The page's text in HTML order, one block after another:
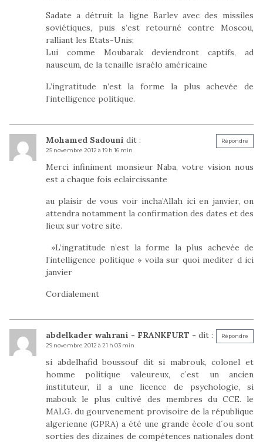
Sadate a détruit la ligne Barlev avec des missiles
soviétiques, puis s’est retourné contre Moscou,
ralliant les Etats-Unis;
Lui comme Moubarak deviendront captifs, ad
nauseum, de la tenaille israélo américaine
L’ingratitude n’est la forme la plus achevée de
l’intelligence politique.
Mohamed Sadouni dit :
25 novembre 2012 à 19 h 16 min
Merci infiniment monsieur Naba, votre vision nous
est a chaque fois eclaircissante
au plaisir de vous voir incha’Allah ici en janvier, on
attendra notamment la confirmation des dates et des
lieux sur votre site.
»L’ingratitude n’est la forme la plus achevée de
l’intelligence politique » voila sur quoi mediter d ici
janvier
Cordialement
Répondre
abdelkader wahrani - FRANKFURT - dit :
29 novembre 2012 à 21 h 03 min
si abdelhafid boussouf dit si mabrouk, colonel et
homme politique valeureux, c´est un ancien
instituteur, il a une licence de psychologie, si
mabouk le plus cultivé des membres du CCE. le
MALG. du gourvenement provisoire de la république
algerienne (GPRA) a été une grande école d´ou sont
sorties des dizaines de compétences nationales dont
Répondre